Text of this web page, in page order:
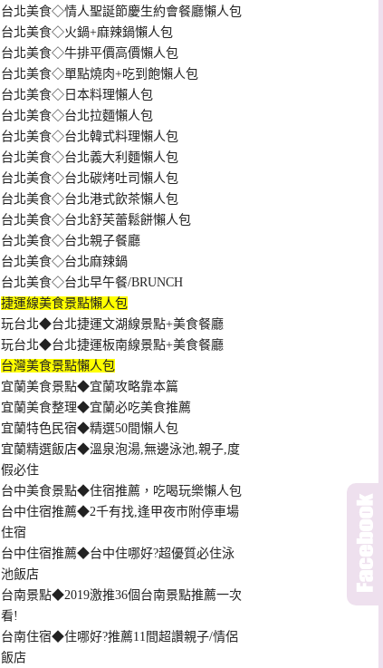
台北美食◇情人聖誕節慶生約會餐廳懶人包
台北美食◇火鍋+麻辣鍋懶人包
台北美食◇牛排平價高價懶人包
台北美食◇單點燒肉+吃到飽懶人包
台北美食◇日本料理懶人包
台北美食◇台北拉麵懶人包
台北美食◇台北韓式料理懶人包
台北美食◇台北義大利麵懶人包
台北美食◇台北碳烤吐司懶人包
台北美食◇台北港式飲茶懶人包
台北美食◇台北舒芙蕾鬆餅懶人包
台北美食◇台北親子餐廳
台北美食◇台北麻辣鍋
台北美食◇台北早午餐/BRUNCH
捷運線美食景點懶人包
玩台北◆台北捷運文湖線景點+美食餐廳
玩台北◆台北捷運板南線景點+美食餐廳
台灣美食景點懶人包
宜蘭美食景點◆宜蘭攻略靠本篇
宜蘭美食整理◆宜蘭必吃美食推薦
宜蘭特色民宿◆精選50間懶人包
宜蘭精選飯店◆溫泉泡湯,無邊泳池,親子,度
假必住
台中美食景點◆住宿推薦，吃喝玩樂懶人包
台中住宿推薦◆2千有找,逢甲夜市附停車場
住宿
台中住宿推薦◆台中住哪好?超優質必住泳
池飯店
台南景點◆2019激推36個台南景點推薦一次
看!
台南住宿◆住哪好?推薦11間超讚親子/情侶
飯店